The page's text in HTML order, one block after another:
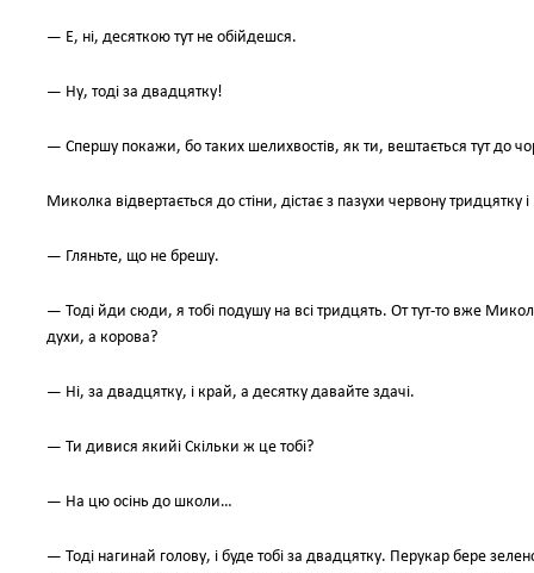
— Е, ні, десяткою тут не обійдешся.
— Ну, тоді за двадцятку!
— Спершу покажи, бо таких шелихвостів, як ти, вештається тут до
Миколка відвертається до стіни, дістає з пазухи червону тридцятку
— Гляньте, що не брешу.
— Тоді йди сюди, я тобі подушу на всі тридцять. От тут-то вже
духи, а корова?
— Ні, за двадцятку, і край, а десятку давайте здачі.
— Ти дивися якийі Скільки ж це тобі?
— На цю осінь до школи…
— Тоді нагинай голову, і буде тобі за двадцятку. Перукар бере